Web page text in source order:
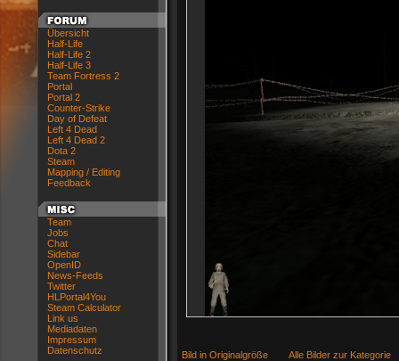
Übersicht
Half-Life
Half-Life 2
Half-Life 3
Team Fortress 2
Portal
Portal 2
Counter-Strike
Day of Defeat
Left 4 Dead
Left 4 Dead 2
Dota 2
Steam
Mapping / Editing
Feedback
Team
Jobs
Chat
Sidebar
OpenID
News-Feeds
Twitter
HLPortal4You
Steam Calculator
Link us
Mediadaten
Impressum
Datenschutz
Bild in Originalgröße Alle Bilder zur Kategorie